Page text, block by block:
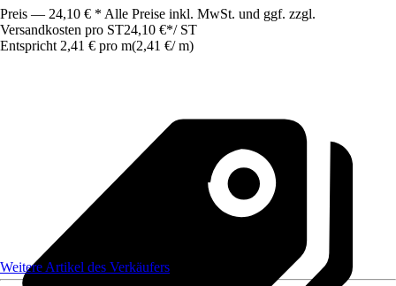
Preis — 24,10 € * Alle Preise inkl. MwSt. und ggf. zzgl.
Versandkosten pro ST24,10 €*/ ST
Entspricht 2,41 € pro m(2,41 €/ m)
Weitere Artikel des Verkäufers